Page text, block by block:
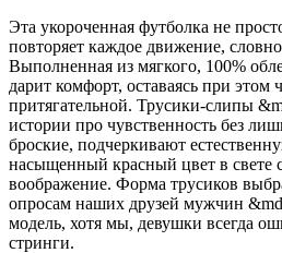
Эта укороченная футболка не
повторяет каждое движение,
Выполненная из мягкого, 100%
дарит комфорт, оставаясь при этом
притягательной. Трусики-слипы
истории про чувственность без
броские, подчеркивают
насыщенный красный цвет в свете
воображение. Форма трусиков
опросам наших друзей мужчин
модель, хотя мы, девушки всегда
стринги.